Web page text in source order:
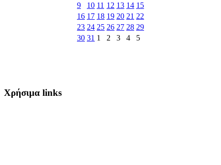
9
10 11 12 13 14 15
16 17 18 19 20 21 22
23 24 25 26 27 28 29
30 31 1 2 3 4 5
Χρήσιμα links